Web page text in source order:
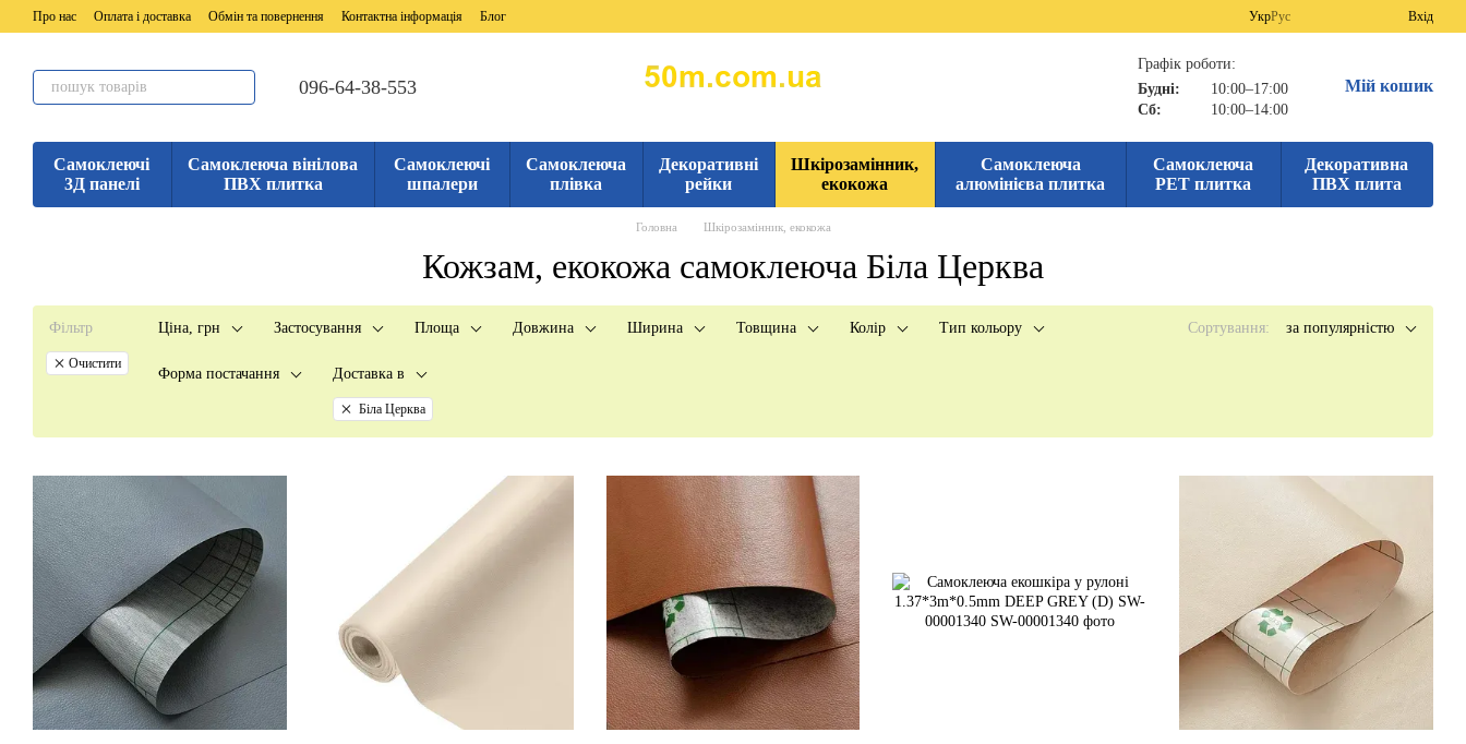
Перейти до основного контенту
Про нас Оплата і доставка Обмін та повернення Контактна інформація Блог УкрРус Вхід
096-64-38-553
Графік роботи:
Будні:
10:00–17:00
Сб:
10:00–14:00
Мій кошик
Самоклеючі
3Д панелі
Самоклеюча вінілова
ПВХ плитка
Самоклеючі
шпалери
Самоклеюча
плівка
Декоративні
рейки
Шкірозамінник,
екокожа
Самоклеюча
алюмінієва плитка
Самоклеюча
PET плитка
Декоративна
ПВХ плита
Головна Шкірозамінник, екокожа
Кожзам, екокожа самоклеюча Біла Церква
Фільтр
Очистити
Ціна, грн Застосування Площа Довжина Ширина Товщина Колір Тип кольору
Форма постачання Доставка в
Біла Церква
Сортування: за популярністю